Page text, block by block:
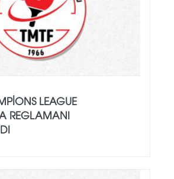
LEAGUE
REGLAMANI